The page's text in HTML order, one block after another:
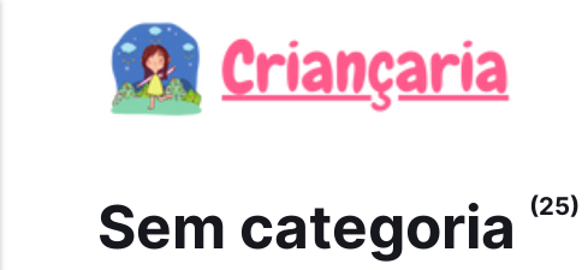
Sem categoria (25)